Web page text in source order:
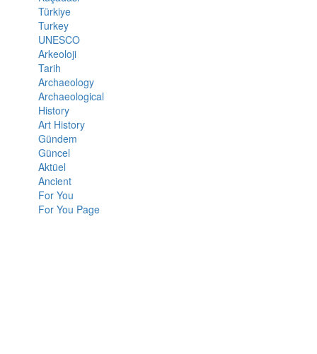
Türkiye
Turkey
UNESCO
Arkeoloji
Tarih
Archaeology
Archaeological
History
Art History
Gündem
Güncel
Aktüel
Ancient
For You
For You Page